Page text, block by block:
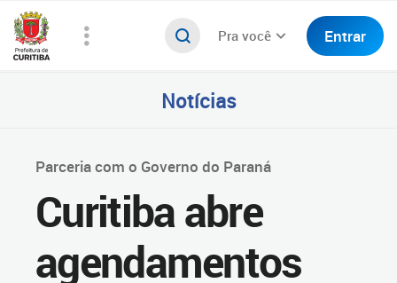
Pra você Entrar
Notícias
Parceria com o Governo do Paraná
Curitiba abre
agendamentos